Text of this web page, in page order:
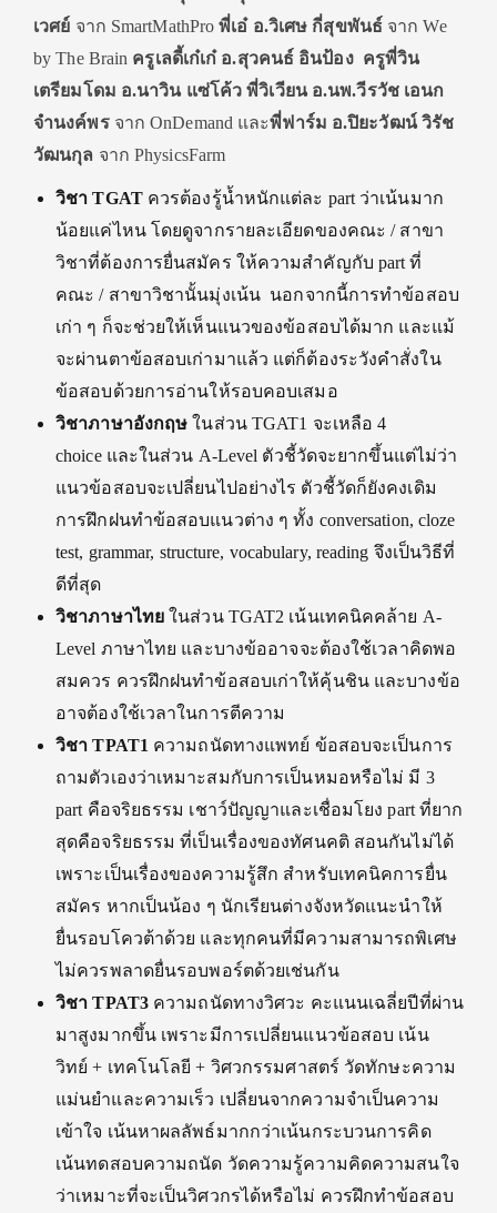
เวศย์ จาก SmartMathProพี่เอ๋ อ.วิเศษ กี่สุขพันธ์ จาก We
by The Brain ครูเลดี้เก๋เก๋ อ.สุวคนธ์ อินป้อง ครูพี่วิน
เตรียมโดม อ.นาวิน แซ่โค้ว พี่วิเวียน อ.นพ.วีรวัช เอนก
จำนงค์พรจาก OnDemand และพี่ฟาร์ม อ.ปิยะวัฒน์ วิรัช
วัฒนกุล จาก PhysicsFarm
วิชาTGATควรต้องรู้น้ำหนักแต่ละ part ว่าเน้นมาก
น้อยแค่ไหน โดยดูจากรายละเอียดของคณะ / สาขา
วิชาที่ต้องการยื่นสมัคร ให้ความสำคัญกับ part ที่
คณะ / สาขาวิชานั้นมุ่งเน้น นอกจากนี้การทำข้อสอบ
เก่า ๆ ก็จะช่วยให้เห็นแนวของข้อสอบได้มาก และแม้
จะผ่านตาข้อสอบเก่ามาแล้ว แต่ก็ต้องระวังคำสั่งใน
ข้อสอบด้วยการอ่านให้รอบคอบเสมอ
วิชาภาษาอังกฤษ ในส่วน TGAT1 จะเหลือ 4
choice และในส่วน A-Level ตัวชี้วัดจะยากขึ้นแต่ไม่ว่า
แนวข้อสอบจะเปลี่ยนไปอย่างไร ตัวชี้วัดก็ยังคงเดิม
การฝึกฝนทำข้อสอบแนวต่าง ๆ ทั้ง conversation, cloze
test, grammar, structure, vocabulary, reading จึงเป็นวิธีที่
ดีที่สุด
วิชาภาษาไทย ในส่วน TGAT2 เน้นเทคนิคคล้าย A-
Level ภาษาไทย และบางข้ออาจจะต้องใช้เวลาคิดพอ
สมควร ควรฝึกฝนทำข้อสอบเก่าให้คุ้นชิน และบางข้อ
อาจต้องใช้เวลาในการตีความ
วิชาTPAT1 ความถนัดทางแพทย์ ข้อสอบจะเป็นการ
ถามตัวเองว่าเหมาะสมกับการเป็นหมอหรือไม่ มี 3
part คือจริยธรรม เชาว์ปัญญาและเชื่อมโยง part ที่ยาก
สุดคือจริยธรรม ที่เป็นเรื่องของทัศนคติ สอนกันไม่ได้
เพราะเป็นเรื่องของความรู้สึก สำหรับเทคนิคการยื่น
สมัคร หากเป็นน้อง ๆ นักเรียนต่างจังหวัดแนะนำให้
ยื่นรอบโควต้าด้วย และทุกคนที่มีความสามารถพิเศษ
ไม่ควรพลาดยื่นรอบพอร์ตด้วยเช่นกัน
วิชาTPAT3ความถนัดทางวิศวะ คะแนนเฉลี่ยปีที่ผ่าน
มาสูงมากขึ้น เพราะมีการเปลี่ยนแนวข้อสอบ เน้น
วิทย์ + เทคโนโลยี + วิศวกรรมศาสตร์ วัดทักษะความ
แม่นยำและความเร็ว เปลี่ยนจากความจำเป็นความ
เข้าใจ เน้นหาผลลัพธ์มากกว่าเน้นกระบวนการคิด
เน้นทดสอบความถนัด วัดความรู้ความคิดความสนใจ
ว่าเหมาะที่จะเป็นวิศวกรได้หรือไม่ ควรฝึกทำข้อสอบ